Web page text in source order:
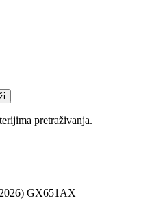
pretraživanja.
GX651AX